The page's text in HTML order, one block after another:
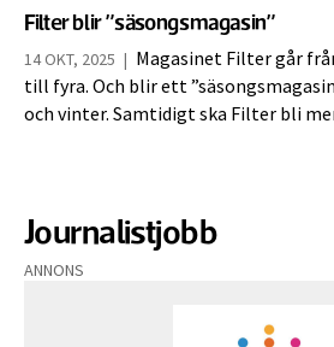
Filter blir ”säsongsmagasin”
14 OKT, 2025 | Magasinet Filter går
till fyra. Och blir ett
och vinter. Samtidigt ska Filter bli
Journalistjobb
ANNONS